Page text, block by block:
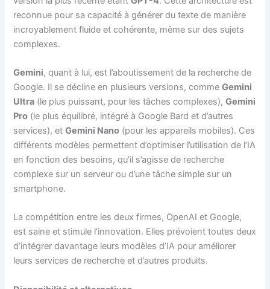
reconnue pour sa capacité à générer du texte de manière
incroyablement fluide et cohérente, même sur des sujets
complexes.
Gemini, quant à lui, est l’aboutissement de la recherche de
Google. Il se décline en plusieurs versions, commeGemini
Ultra (le plus puissant, pour les tâches complexes),Gemini
Pro (le plus équilibré, intégré à Google Bard et d’autres
services), etGemini Nano (pour les appareils mobiles). Ces
différents modèles permettent d’optimiser l’utilisation de l’IA
en fonction des besoins, qu’il s’agisse de recherche
complexe sur un serveur ou d’une tâche simple sur un
smartphone.
La compétition entre les deux firmes, OpenAI et Google,
est saine et stimule l’innovation. Elles prévoient toutes deux
d’intégrer davantage leurs modèles d’IA pour améliorer
leurs services de recherche et d’autres produits.